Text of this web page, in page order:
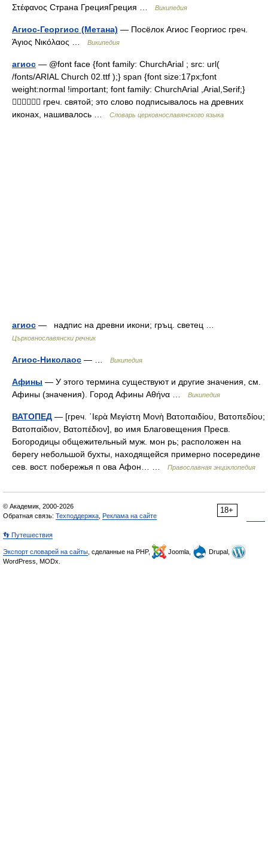
Στέφανος Страна ГрецияГреция … Википедия
Агиос-Георгиос (Метана) — Посёлок Агиос Георгиос греч.
Άγιος Νικόλαος …
Википедия
агиос — @font face {font family: ChurchArial ; src: url(
/fonts/ARIAL Church 02.ttf );} span {font size:17px;font
weight:normal !important; font family: ChurchArial ,Arial,Serif;}
 греч. святой; это слово подписывалось на древних
иконах, нашивалось …
Словарь церковнославянского языка
агиос — надпис на древни икони; гръц. светец …
Църковнославянски речник
Агиос-Николаос — … Википедия
Афины — У этого термина существуют и другие значения, см.
Афины (значения). Город Афины Αθήνα …
Википедия
ВАТОПЕД — [греч. ῾Ιερὰ Μεγίστη Μονὴ Βατοπαιδίου, Βατοπεδίου;
Βατοπαίδιον, Βατοπέδιον], во имя Благовещения Пресв.
Богородицы общежительный муж. мон рь; расположен на
берегу небольшой бухты, находящейся примерно посередине
сев. вост. побережья п ова Афон… …
Православная энциклопедия
18+
© Академик, 2000-2026
Обратная связь: Техподдержка Реклама на сайте
👣 Путешествия
Экспорт словарей на сайты , сделанные на PHP, Joomla,
Drupal,
WordPress, MODx.